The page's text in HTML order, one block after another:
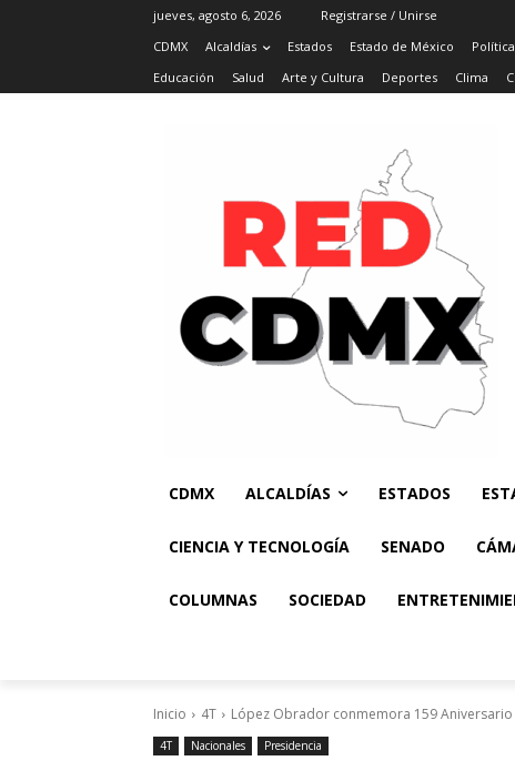
jueves, agosto 6, 2026
Registrarse / Unirse
CDMX
Alcaldías Estados Estado de México Política
Educación
Salud Arte y Cultura Deportes Clima
CDMX ALCALDÍAS ESTADOS
CIENCIA Y TECNOLOGÍA SENADO
COLUMNAS SOCIEDAD
Inicio 4T López Obrador conmemora 159
4T Nacionales Presidencia